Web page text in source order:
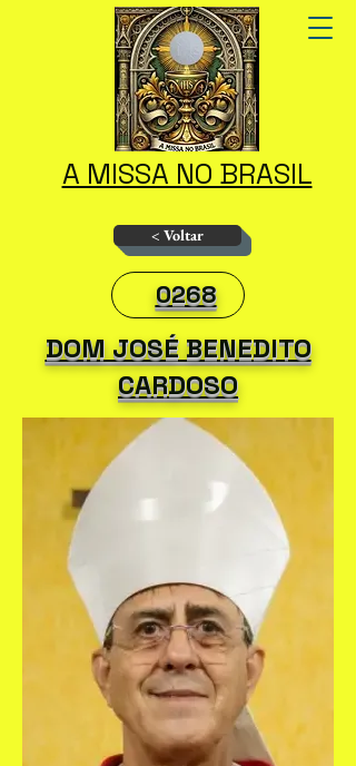
A MISSA NO BRASIL
< Voltar
0268
DOM JOSÉ BENEDITO
CARDOSO